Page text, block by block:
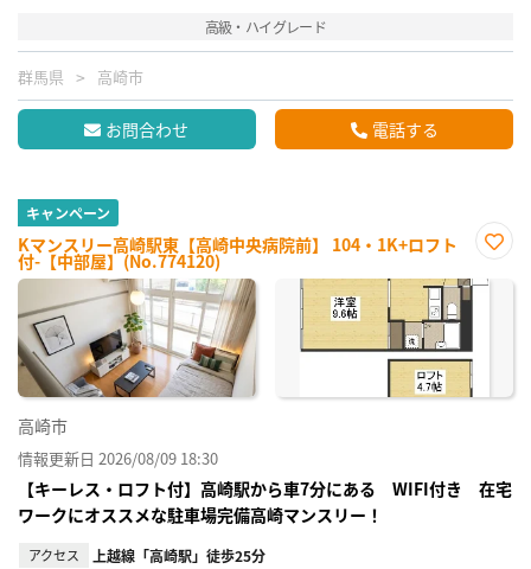
高級・ハイグレード
群馬県 高崎市
お問合わせ 電話する
キャンペーン
Kマンスリー高崎駅東【高崎中央病院前】 104・1K+ロフト
付-【中部屋】(No.774120)
に入
高崎市
情報更新日 2026/08/09 18:30
【キーレス・ロフト付】高崎駅から車7分にある WIFI付き 在宅
ワークにオススメな駐車場完備高崎マンスリー！
アクセス 上越線「高崎駅」徒歩25分